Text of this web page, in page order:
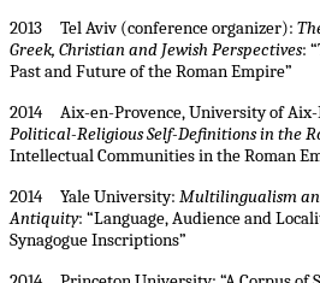
2013 Tel Aviv (conference organizer):
Greek, Christian and Jewish Perspectives:
Past and Future of the Roman Empire”
2014 Aix-en-Provence, University of
Political-Religious Self-Definitions in the
Intellectual Communities in the Roman
2014 Yale University: Multilingualism
Antiquity: “Language, Audience and
Synagogue Inscriptions”